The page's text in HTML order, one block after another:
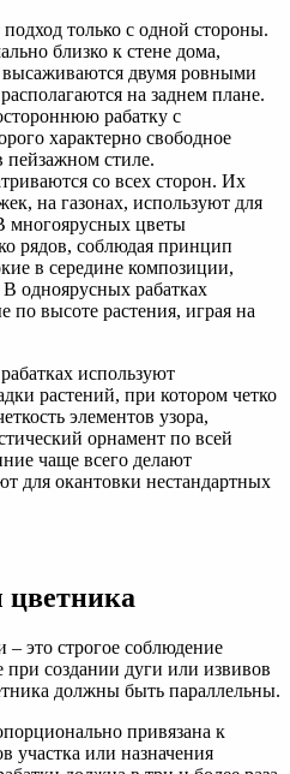
только с одной стороны.
близко к стене дома,
высаживаются двумя ровными
на заднем плане.
рабатку с
характерно свободное
пейзажном стиле.
со всех сторон. Их
на газонах, используют для
многоярусных цветы
рядов, соблюдая принцип
в середине композиции,
одноярусных рабатках
по высоте растения, играя на
используют
растений, при котором четко
элементов узора,
орнамент по всей
чаще всего делают
для окантовки нестандартных
это строгое соблюдение
создании дуги или извивов
должны быть параллельны.
привязана к
участка или назначения